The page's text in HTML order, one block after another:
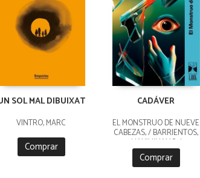
SOL MAL DIBUIXAT
VINTRÓ, MARC
Comprar
CADÁVER
EL MONSTRUO DE NUEVE
CABEZAS, / BARRIENTOS,
MAXIMILIANO /
GROSSMAN, LUCILA /
ANCIRA, LOLA / RIVERO,
Comprar